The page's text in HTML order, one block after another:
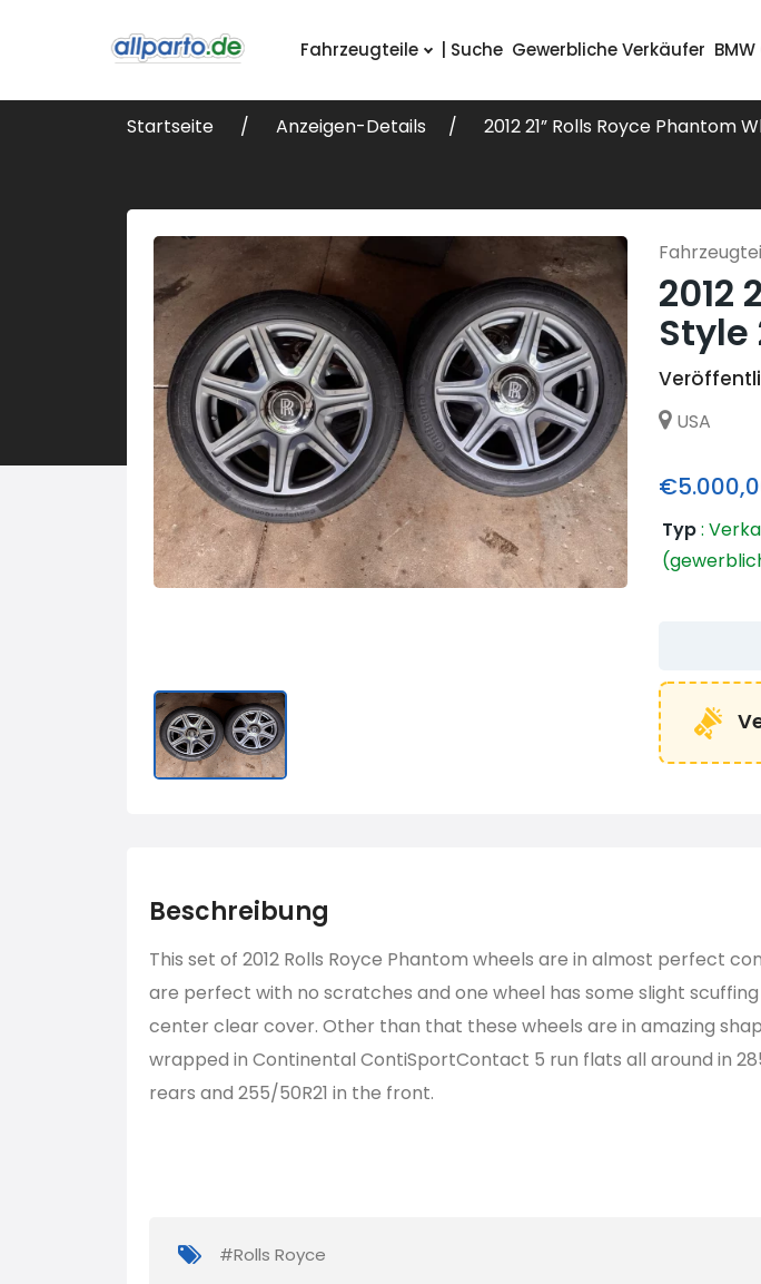
Fahrzeugteile | Suche Gewerbliche Verkäufer
Startseite Anzeigen-Details 2012 21” Rolls Royce Phantom
2012
Style
USA
Typ:
Beschreibung
This set of 2012 Rolls Royce Phantom wheels are in almost perfect
are perfect with no scratches and one wheel has some slight
center clear cover. Other than that these wheels are in amazing
wrapped in Continental ContiSportContact 5 run flats all around in
rears and 255/50R21 in the front.
#Rolls Royce